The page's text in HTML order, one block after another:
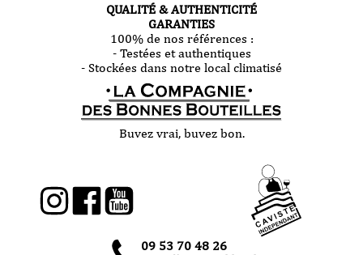
QUALITÉ & AUTHENTICITÉ
GARANTIES
100% de nos références :
- Testées et authentiques
- Stockées dans notre local climatisé
Buvez vrai, buvez bon.
09 53 70 48 26